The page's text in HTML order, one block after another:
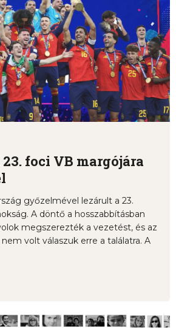
foci VB margójára
győzelmével lezárult a 23.
A döntő a hosszabbításban
megszerezték a vezetést, és az
volt válaszuk erre a találatra. A